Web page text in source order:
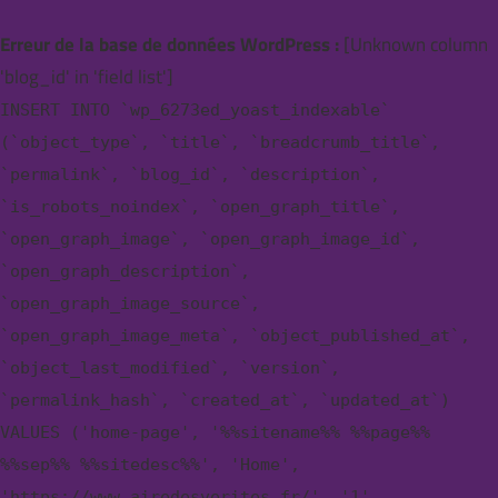
Erreur de la base de données WordPress :[Unknown column
'blog_id' in 'field list']
INSERT INTO `wp_6273ed_yoast_indexable`
(`object_type`, `title`, `breadcrumb_title`,
`permalink`, `blog_id`, `description`,
`is_robots_noindex`, `open_graph_title`,
`open_graph_image`, `open_graph_image_id`,
`open_graph_description`,
`open_graph_image_source`,
`open_graph_image_meta`, `object_published_at`,
`object_last_modified`, `version`,
`permalink_hash`, `created_at`, `updated_at`)
VALUES ('home-page', '%%sitename%% %%page%%
%%sep%% %%sitedesc%%', 'Home',